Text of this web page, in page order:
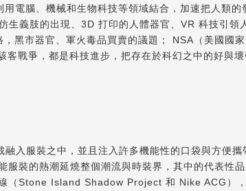
電腦、機械和生物科技等領域結合，加速把人類
義肢的出現、3D 打印的人體器官、VR 科技引領
黑市器官、軍火毒品買賣的議題； NSA（美國國
戰爭，都是科技進步，把存在於科幻之中的好與
入服裝之中，並且注入許多機能性的口袋與方便
裝的熱潮延燒整個潮流與時裝界，其中的代表性
Stone Island Shadow Project 和 Nike ACG）